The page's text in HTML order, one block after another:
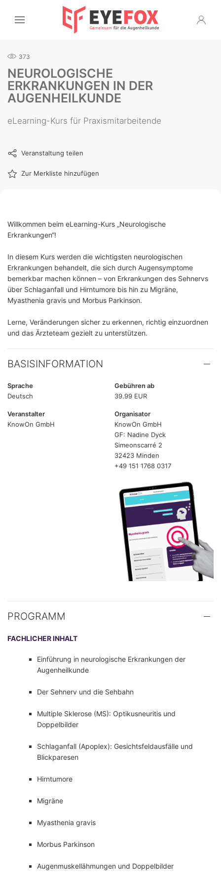
373
NEUROLOGISCHE
ERKRANKUNGEN IN DER
AUGENHEILKUNDE
eLearning-Kurs für Praxismitarbeitende
Veranstaltung teilen
Zur Merkliste hinzufügen
Willkommen beim eLearning-Kurs „Neurologische
Erkrankungen“!
In diesem Kurs werden die wichtigsten neurologischen
Erkrankungen behandelt, die sich durch Augensymptome
bemerkbar machen können – von Erkrankungen des Sehnervs
über Schlaganfall und Hirntumore bis hin zu Migräne,
Myasthenia gravis und Morbus Parkinson.
Lerne, Veränderungen sicher zu erkennen, richtig einzuordnen
und das Ärzteteam gezielt zu unterstützen.
BASISINFORMATION
Sprache
Deutsch
Gebühren ab
39.99 EUR
Veranstalter
KnowOn GmbH
Organisator
KnowOn GmbH
GF: Nadine Dyck
Simeonscarré 2
32423 Minden
+49 151 1768 0317
PROGRAMM
FACHLICHER INHALT
Einführung in neurologische Erkrankungen der
Augenheilkunde
Der Sehnerv und die Sehbahn
Multiple Sklerose (MS): Optikusneuritis und
Doppelbilder
Schlaganfall (Apoplex): Gesichtsfeldausfälle und
Blickparesen
Hirntumore
Migräne
Myasthenia gravis
Morbus Parkinson
Augenmuskellähmungen und Doppelbilder